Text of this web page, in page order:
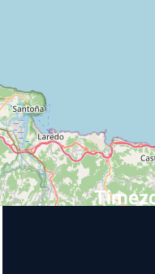
Autonomous